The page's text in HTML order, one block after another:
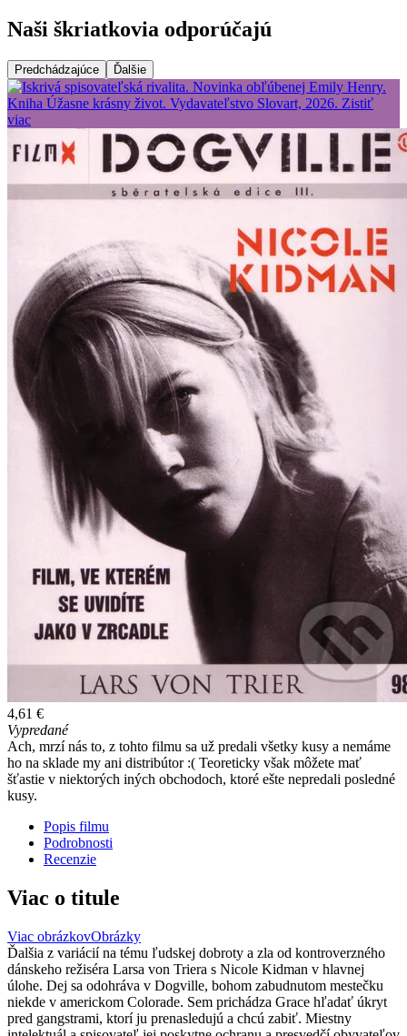
Naši škriatkovia odporúčajú
Predchádzajúce Ďalšie
4,61 €
Vypredané
Ach, mrzí nás to, z tohto filmu sa už predali všetky kusy a nemáme
ho na sklade my ani distribútor :( Teoreticky však môžete mať
šťastie v niektorých iných obchodoch, ktoré ešte nepredali posledné
kusy.
Popis filmu
Podrobnosti
Recenzie
Viac o titule
Viac obrázkovObrázky
Ďalšia z variácií na tému ľudskej dobroty a zla od kontroverzného
dánskeho režiséra Larsa von Triera s Nicole Kidman v hlavnej
úlohe. Dej sa odohráva v Dogville, bohom zabudnutom mestečku
niekde v americkom Colorade. Sem prichádza Grace hľadať úkryt
pred gangstrami, ktorí ju prenasledujú a chcú zabiť. Miestny